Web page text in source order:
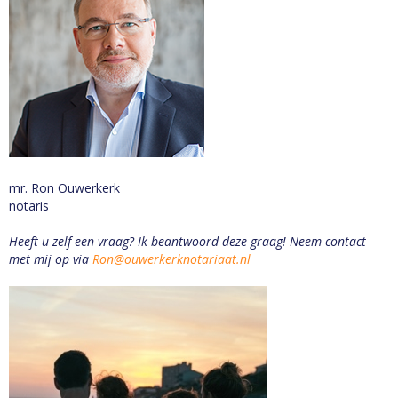
mr. Ron Ouwerkerk
notaris
Heeft u zelf een vraag? Ik beantwoord deze graag! Neem contact
met mij op via Ron@ouwerkerknotariaat.nl